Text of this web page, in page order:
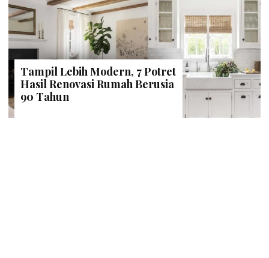
Tampil Lebih Modern, 7 Potret
Hasil Renovasi Rumah Berusia
90 Tahun